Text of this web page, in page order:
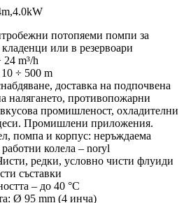
потопяеми помпи за
или в резервоари
m³/h
÷ 500 m
доставка на подпочвена
налягането, противопожарни
промишленост, охладителни
Промишлени приложения.
помпа и корпус: неръждаема
колела – noryl
редки, условно чисти флуиди
съставки
– до 40 °C
Ø 95 mm (4 инча)